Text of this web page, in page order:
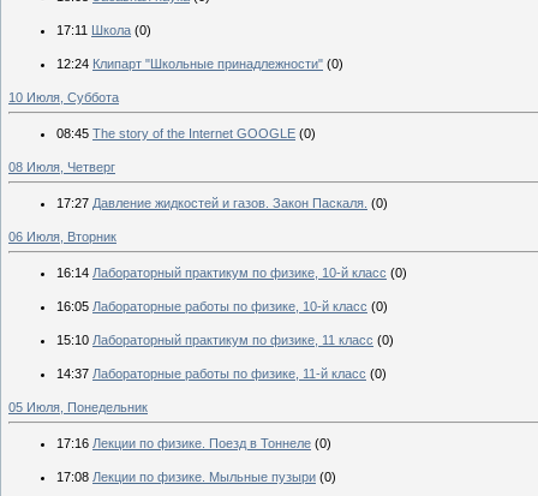
17:11 Школа (0)
12:24 Клипарт "Школьные принадлежности" (0)
10 Июля, Суббота
08:45 The story of the Internet GOOGLE (0)
08 Июля, Четверг
17:27 Давление жидкостей и газов. Закон Паскаля. (0)
06 Июля, Вторник
16:14 Лабораторный практикум по физике, 10-й класс (0)
16:05 Лабораторные работы по физике, 10-й класс (0)
15:10 Лабораторный практикум по физике, 11 класс (0)
14:37 Лабораторные работы по физике, 11-й класс (0)
05 Июля, Понедельник
17:16 Лекции по физике. Поезд в Тоннеле (0)
17:08 Лекции по физике. Мыльные пузыри (0)